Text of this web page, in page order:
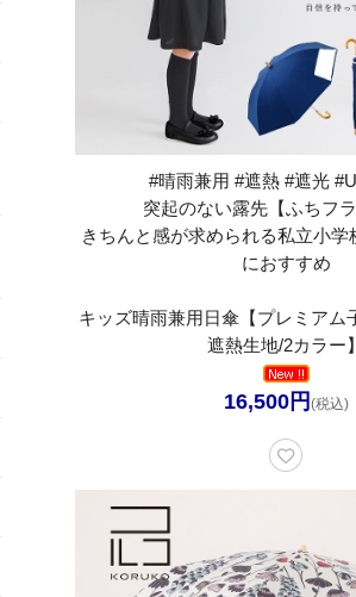
#晴雨兼用 #遮熱 #遮光
突起のない露先【ふちフ
きちんと感が求められる私立小学
におすすめ
キッズ晴雨兼用日傘【プレミアム
遮熱生地/2カラー】
16,500円 (税込)